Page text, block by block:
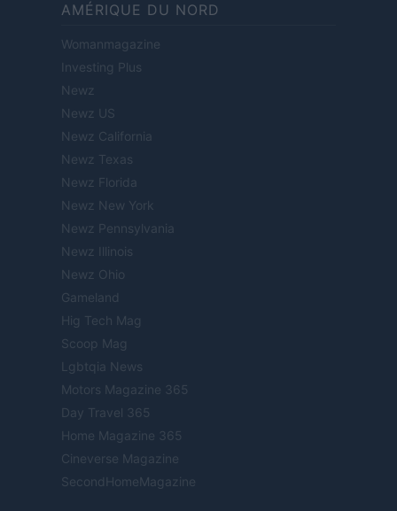
AMÉRIQUE DU NORD
Womanmagazine
Investing Plus
Newz
Newz US
Newz California
Newz Texas
Newz Florida
Newz New York
Newz Pennsylvania
Newz Illinois
Newz Ohio
Gameland
Hig Tech Mag
Scoop Mag
Lgbtqia News
Motors Magazine 365
Day Travel 365
Home Magazine 365
Cineverse Magazine
SecondHomeMagazine